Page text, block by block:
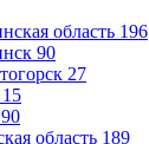
область 196
90
27
15
область 189